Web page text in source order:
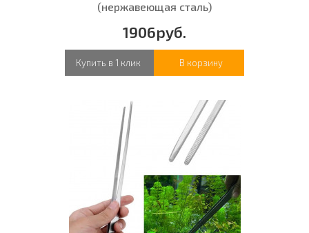
(нержавеющая сталь)
1906руб.
Купить в 1 клик В корзину